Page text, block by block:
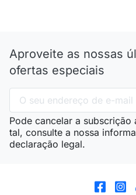
Aproveite as nossas
ofertas especiais
Pode cancelar a subscrição
tal, consulte a nossa
declaração legal.